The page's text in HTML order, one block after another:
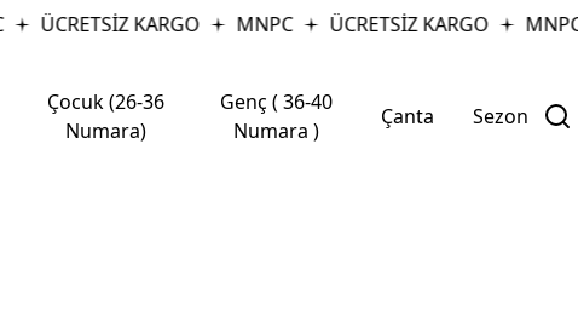
ÜCRETSİZ KARGO MNPC ÜCRETSİZ KARGO MNPC
Çocuk (26-36
Numara)
Genç ( 36-40
Numara )
Çanta Sezon